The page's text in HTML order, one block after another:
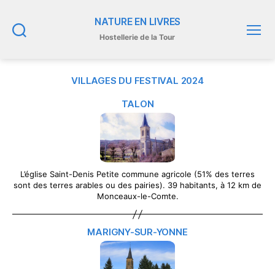
NATURE EN LIVRES
Hostellerie de la Tour
VILLAGES DU FESTIVAL 2024
TALON
L’église Saint-Denis Petite commune agricole (51% des terres
sont des terres arables ou des pairies). 39 habitants, à 12 km de
Monceaux-le-Comte.
MARIGNY-SUR-YONNE